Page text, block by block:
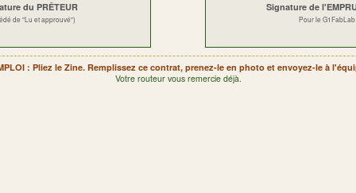
du PRÊTEUR
de "Lu et approuvé")
Signature de
Pour le G1FabLab
: Pliez le Zine. Remplissez ce contrat, prenez-le en photo et envoyez-le à
Votre routeur vous remercie déjà.